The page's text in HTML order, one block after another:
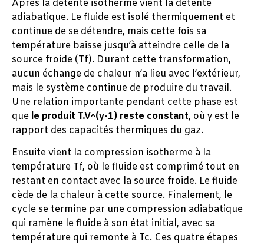
Après la détente isotherme vient la détente
adiabatique. Le fluide est isolé thermiquement et
continue de se détendre, mais cette fois sa
température baisse jusqu’à atteindre celle de la
source froide (Tf). Durant cette transformation,
aucun échange de chaleur n’a lieu avec l’extérieur,
mais le système continue de produire du travail.
Une relation importante pendant cette phase est
que le produit T.V^(γ-1) reste constant, où γ est le
rapport des capacités thermiques du gaz.
Ensuite vient la compression isotherme à la
température Tf, où le fluide est comprimé tout en
restant en contact avec la source froide. Le fluide
cède de la chaleur à cette source. Finalement, le
cycle se termine par une compression adiabatique
qui ramène le fluide à son état initial, avec sa
température qui remonte à Tc. Ces quatre étapes